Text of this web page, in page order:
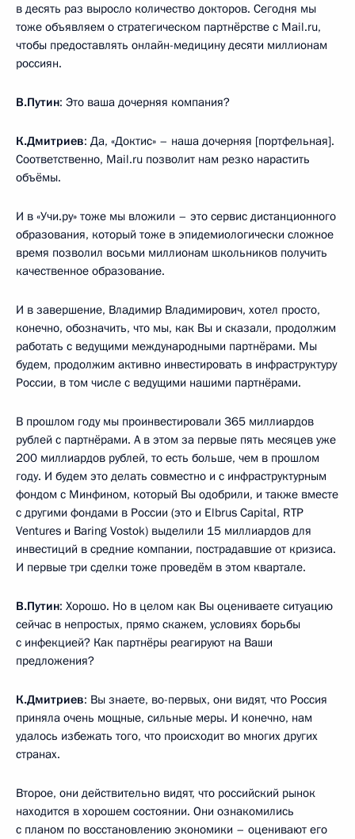
в десять раз выросло количество докторов. Сегодня мы
тоже объявляем о стратегическом партнёрстве с Mail.ru,
чтобы предоставлять онлайн-медицину десяти миллионам
россиян.
В.Путин: Это ваша дочерняя компания?
К.Дмитриев: Да, «Доктис» – наша дочерняя [портфельная].
Соответственно, Mail.ru позволит нам резко нарастить
объёмы.
И в «Учи.ру» тоже мы вложили – это сервис дистанционного
образования, который тоже в эпидемиологически сложное
время позволил восьми миллионам школьников получить
качественное образование.
И в завершение, Владимир Владимирович, хотел просто,
конечно, обозначить, что мы, как Вы и сказали, продолжим
работать с ведущими международными партнёрами. Мы
будем, продолжим активно инвестировать в инфраструктуру
России, в том числе с ведущими нашими партнёрами.
В прошлом году мы проинвестировали 365 миллиардов
рублей с партнёрами. А в этом за первые пять месяцев уже
200 миллиардов рублей, то есть больше, чем в прошлом
году. И будем это делать совместно и с инфраструктурным
фондом с Минфином, который Вы одобрили, и также вместе
с другими фондами в России (это и Elbrus Capital, RTP
Ventures и Baring Vostok) выделили 15 миллиардов для
инвестиций в средние компании, пострадавшие от кризиса.
И первые три сделки тоже проведём в этом квартале.
В.Путин: Хорошо. Но в целом как Вы оцениваете ситуацию
сейчас в непростых, прямо скажем, условиях борьбы
с инфекцией? Как партнёры реагируют на Ваши
предложения?
К.Дмитриев: Вы знаете, во-первых, они видят, что Россия
приняла очень мощные, сильные меры. И конечно, нам
удалось избежать того, что происходит во многих других
странах.
Второе, они действительно видят, что российский рынок
находится в хорошем состоянии. Они ознакомились
с планом по восстановлению экономики – оценивают его